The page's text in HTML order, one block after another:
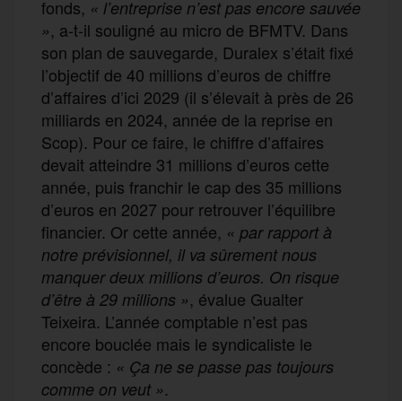
fonds, « l’entreprise n’est pas encore sauvée
», a-t-il souligné au micro de BFMTV. Dans
son plan de sauvegarde, Duralex s’était fixé
l’objectif de 40 millions d’euros de chiffre
d’affaires d’ici 2029 (il s’élevait à près de 26
milliards en 2024, année de la reprise en
Scop). Pour ce faire, le chiffre d’affaires
devait atteindre 31 millions d’euros cette
année, puis franchir le cap des 35 millions
d’euros en 2027 pour retrouver l’équilibre
financier. Or cette année, « par rapport à
notre prévisionnel, il va sûrement nous
manquer deux millions d’euros. On risque
d’être à 29 millions », évalue Gualter
Teixeira. L’année comptable n’est pas
encore bouclée mais le syndicaliste le
concède : « Ça ne se passe pas toujours
comme on veut ».